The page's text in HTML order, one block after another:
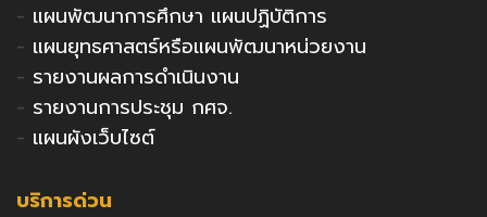
- แผนพัฒนาการศึกษา แผนปฏิบัติการ
- แผนยุทธศาสตร์หรือแผนพัฒนาหน่วยงาน
- รายงานผลการดำเนินงาน
- รายงานการประชุม กศจ.
- แผนผังเว็บไซต์
บริการด่วน